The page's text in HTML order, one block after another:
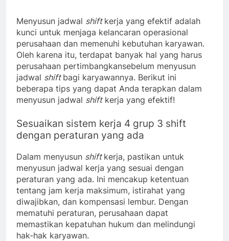
Menyusun jadwal shift kerja yang efektif adalah
kunci untuk menjaga kelancaran operasional
perusahaan dan memenuhi kebutuhan karyawan.
Oleh karena itu, terdapat banyak hal yang harus
perusahaan pertimbangkansebelum menyusun
jadwal shift bagi karyawannya. Berikut ini
beberapa tips yang dapat Anda terapkan dalam
menyusun jadwal shiftkerja yang efektif!
Sesuaikan sistem kerja 4 grup 3 shift
dengan peraturan yang ada
Dalam menyusun shift kerja, pastikan untuk
menyusun jadwal kerja yang sesuai dengan
peraturan yang ada. Ini mencakup ketentuan
tentang jam kerja maksimum, istirahat yang
diwajibkan, dan kompensasi lembur. Dengan
mematuhi peraturan, perusahaan dapat
memastikan kepatuhan hukum dan melindungi
hak-hak karyawan.